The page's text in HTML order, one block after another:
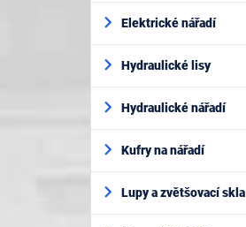
Elektrické nářadí
Hydraulické lisy
Hydraulické nářadí
Kufry na nářadí
Lupy a zvětšovací skla